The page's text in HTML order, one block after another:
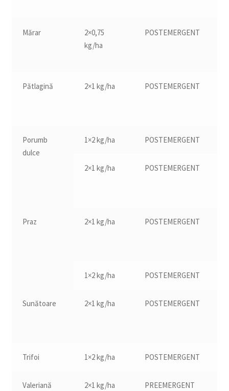
Mărar
2×0,75
kg/ha
POSTEMERGENT
Pătlagină 2×1 kg/ha POSTEMERGENT
Porumb
dulce
1×2 kg/ha POSTEMERGENT
2×1 kg/ha POSTEMERGENT
Praz 2×1 kg/ha POSTEMERGENT
1×2 kg/ha POSTEMERGENT
Sunătoare 2×1 kg/ha POSTEMERGENT
Trifoi 1×2 kg/ha POSTEMERGENT
Valeriană 2×1 kg/ha PREEMERGENT